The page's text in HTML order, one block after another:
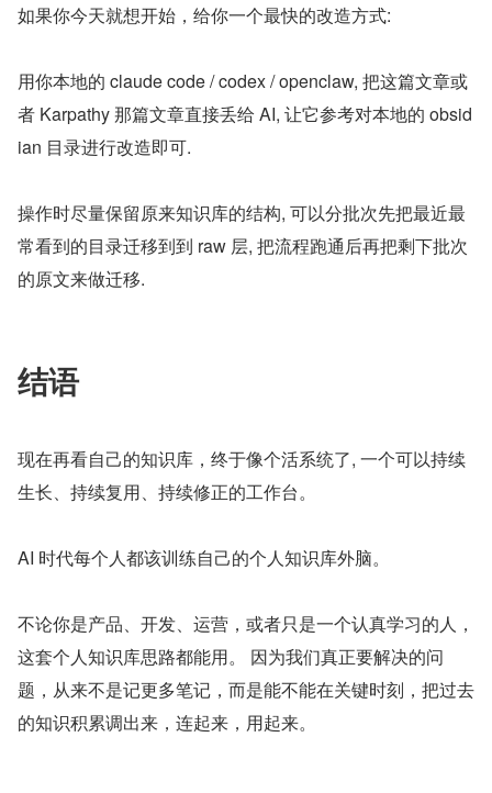
如果你今天就想开始，给你一个最快的改造方式:
用你本地的 claude code / codex / openclaw, 把这篇文章或
者 Karpathy 那篇文章直接丢给 AI, 让它参考对本地的 obsid
ian 目录进行改造即可.
操作时尽量保留原来知识库的结构, 可以分批次先把最近最
常看到的目录迁移到到 raw 层, 把流程跑通后再把剩下批次
的原文来做迁移.
结语
现在再看自己的知识库，终于像个活系统了, 一个可以持续
生长、持续复用、持续修正的工作台。
AI 时代每个人都该训练自己的个人知识库外脑。
不论你是产品、开发、运营，或者只是一个认真学习的人，
这套个人知识库思路都能用。 因为我们真正要解决的问
题，从来不是记更多笔记，而是能不能在关键时刻，把过去
的知识积累调出来，连起来，用起来。